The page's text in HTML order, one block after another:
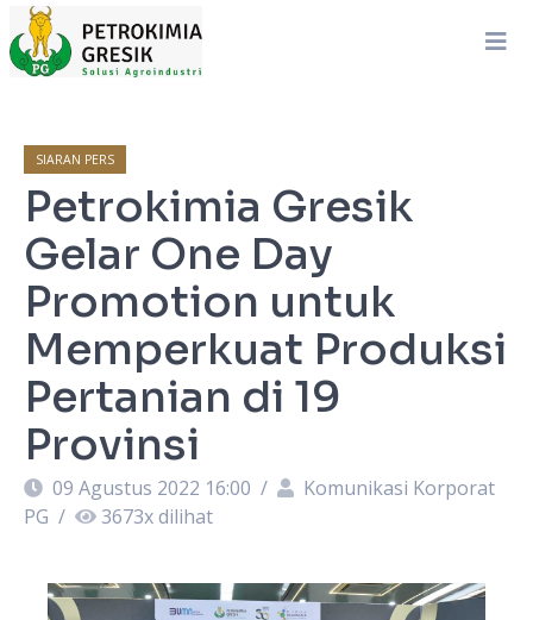
SIARAN PERS
Petrokimia Gresik
Gelar One Day
Promotion untuk
Memperkuat Produksi
Pertanian di 19
Provinsi
09 Agustus 2022 16:00 /
Komunikasi Korporat
PG / 3673x dilihat